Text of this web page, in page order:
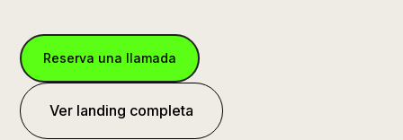
Reserva una llamada
Ver landing completa